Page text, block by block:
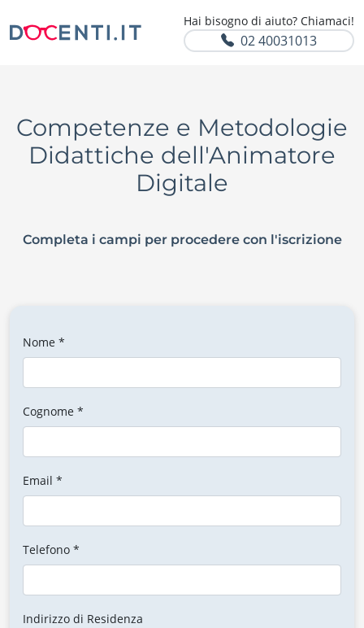
Hai bisogno di aiuto? Chiamaci!
02 40031013
Competenze e Metodologie
Didattiche dell'Animatore
Digitale
Completa i campi per procedere con l'iscrizione
Nome *
Cognome *
Email *
Telefono *
Indirizzo di Residenza